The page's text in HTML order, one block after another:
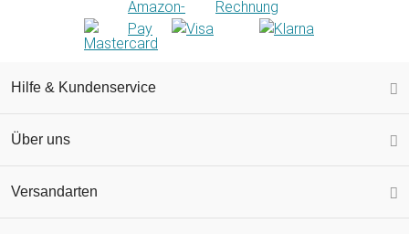
Hilfe & Kundenservice
Über uns
Versandarten